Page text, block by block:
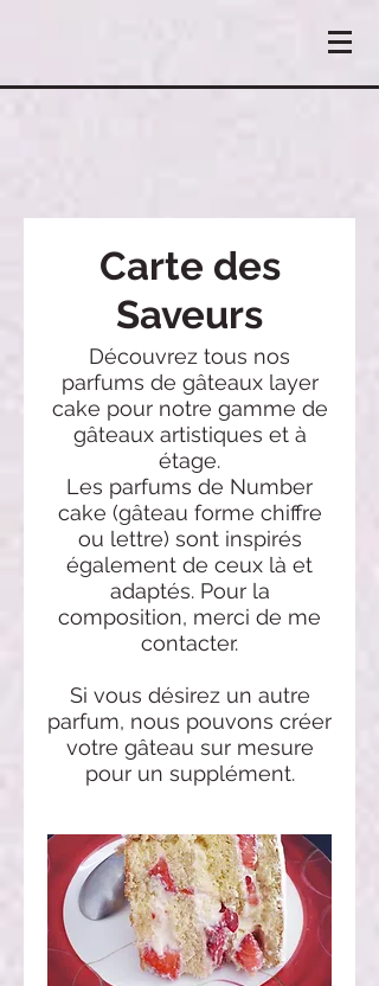
Carte des
Saveurs
Découvrez tous nos
parfums de gâteaux layer
cake pour notre gamme de
gâteaux artistiques et à
étage.
Les parfums de Number
cake (gâteau forme chiffre
ou lettre) sont inspirés
également de ceux là et
adaptés. Pour la
composition, merci de me
contacter.
Si vous désirez un autre
parfum, nous pouvons créer
votre gâteau sur mesure
pour un supplément.